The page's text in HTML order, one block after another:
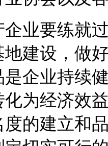
要练就过
建设，做
企业持续
为经济效
的建立和